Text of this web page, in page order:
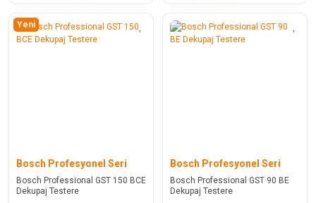
Yeni
Bosch Profesyonel Seri
Bosch Professional GST 150 BCE
Dekupaj Testere
Bosch Profesyonel Seri
Bosch Professional GST 90 BE
Dekupaj Testere